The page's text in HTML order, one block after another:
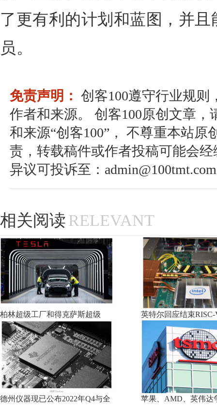
了更有利的计划和蓝图，并
员。
免责声明： 创客100遵守行业规则
作者和来源。 创客100原创文章
和来源“创客100”， 不尊重本站原
责，转载稿件或作者投稿可能会
异议可投诉至：admin@100tmt.com
相关阅读RELEVANT
柏林超级工厂和得克萨斯超级 英特尔回应结束
德州仪器现已公布2022年Q4与全 苹果、AMD、英伟达